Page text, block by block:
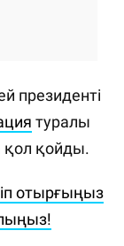
президенті
туралы
қол қойды.
отырғыңыз